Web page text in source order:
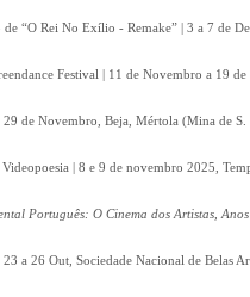
“O Rei No Exílio - Remake” | 3 a 7 de
Festival | 11 de Novembro a 19
29 de Novembro, Beja, Mértola (Mina de
| 8 e 9 de novembro 2025,
Português: O Cinema dos Artistas,
a 26 Out, Sociedade Nacional de Belas